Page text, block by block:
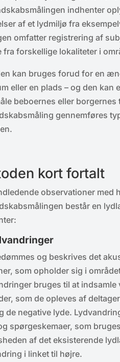
indhenter
af et lydmiljø fra
omfatter registrering af
fra forskellige lokaliteter i
kan bruges forud for en
eller en plads – og den
beboernes eller
gennemføres
kort fortalt
observationer med
består en
og beskrives det
som opholder sig i
bruges til at
som de opleves af
de negative lyde.
spørgeskemaer, som
af det eksisterende
i linket til højre.